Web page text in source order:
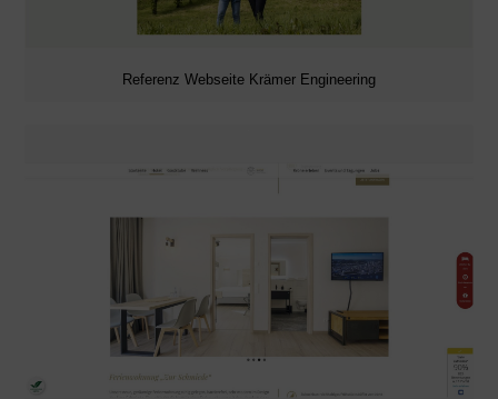
Referenz Webseite Krämer Engineering